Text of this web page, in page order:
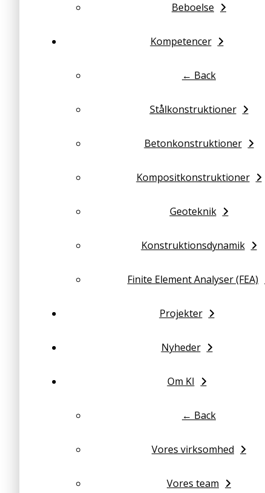
Beboelse
Kompetencer
← Back
Stålkonstruktioner
Betonkonstruktioner
Kompositkonstruktioner
Geoteknik
Konstruktionsdynamik
Finite Element Analyser (FEA)
Projekter
Nyheder
Om KI
← Back
Vores virksomhed
Vores team